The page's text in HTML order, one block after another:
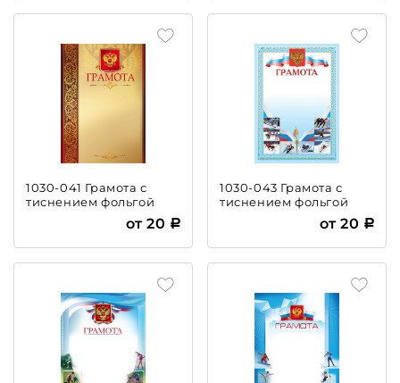
1030-041 Грамота с
тиснением фольгой
от 20
1030-043 Грамота с
тиснением фольгой
от 20